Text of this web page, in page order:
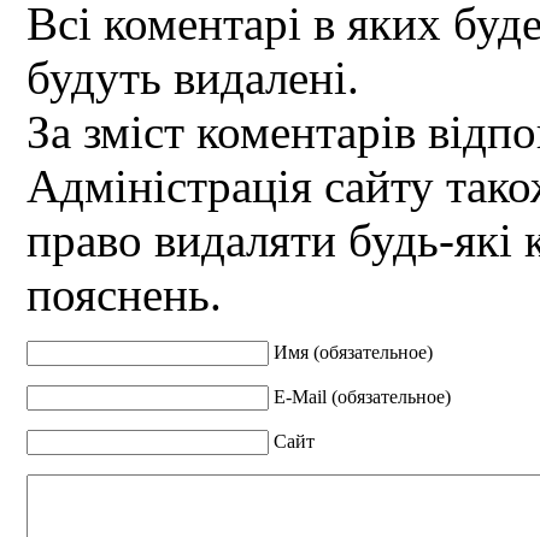
Всі коментарі в яких
будуть видалені.
За зміст коментарів
Адміністрація сайту
право видаляти будь-які
пояснень.
Имя (обязательное)
E-Mail (обязательное)
Сайт